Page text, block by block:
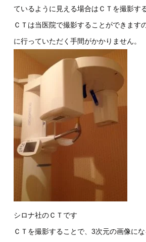
ているように見える場合はＣＴを撮影す
ＣＴは当医院で撮影することができます
に行っていただく手間がかかりません。
シロナ社のＣＴです
ＣＴを撮影することで、3次元の画像に